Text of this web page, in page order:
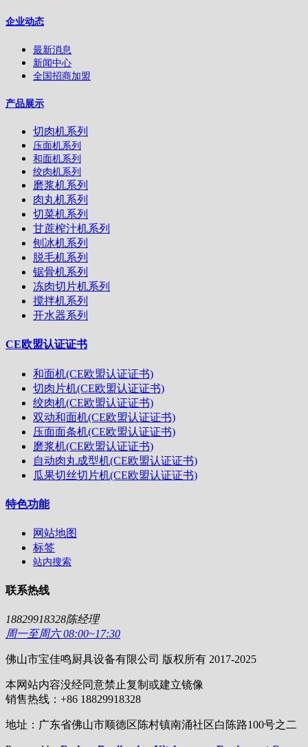
企业动态
最新消息
新闻中心
全国招商加盟
产品展示
切肉机系列
压面机系列
和面机系列
绞肉机系列
磨浆机系列
肉丸机系列
切菜机系列
甘蔗榨汁机系列
刨冰机系列
脱毛机系列
锯骨机系列
冻肉切片机系列
搅拌机系列
开水器系列
CE欧盟认证证书
和面机(CE欧盟认证证书)
切肉片机(CE欧盟认证证书)
绞肉机(CE欧盟认证证书)
双动和面机(CE欧盟认证证书)
压面面条机(CE欧盟认证证书)
磨浆机(CE欧盟认证证书)
自动肉丸成型机(CE欧盟认证证书)
瓜果切丝切片机(CE欧盟认证证书)
特色功能
网站地图
标签
站内搜索
联系热线
18829918328陈经理
周一至周六 08:00~17:30
佛山市宝佳鸣厨具设备有限公司 版权所有 2017-2025
本网站内容没经同意禁止复制或建立镜像
销售热线：+86 18829918328
地址：广东省佛山市顺德区陈村镇南涌社区白陈路100号之二